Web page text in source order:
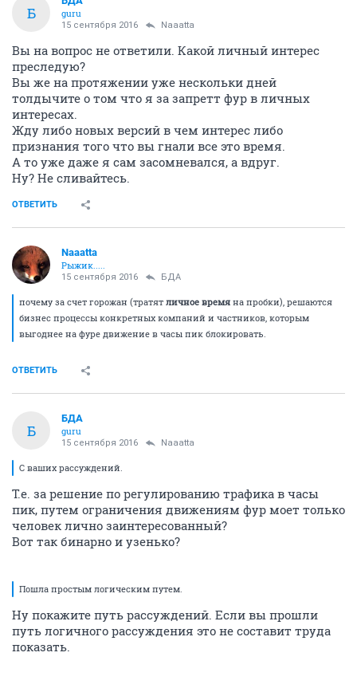
Б
guru
15 сентября 2016 Naaatta
Вы на вопрос не ответили. Какой личный интерес
преследую?
Вы же на протяжении уже нескольки дней
толдычите о том что я за запретт фур в личных
интересах.
Жду либо новых версий в чем интерес либо
признания того что вы гнали все это время.
А то уже даже я сам засомневался, а вдруг.
Ну? Не сливайтесь.
ОТВЕТИТЬ
Naaatta
Рыжик.....
15 сентября 2016 БДА
почему за счет горожан (тратят личное время на пробки), решаются
бизнес процессы конкретных компаний и частников, которым
выгоднее на фуре движение в часы пик блокировать.
ОТВЕТИТЬ
Б
БДА
guru
15 сентября 2016 Naaatta
С ваших рассуждений.
Т.е. за решение по регулированию трафика в часы
пик, путем ограничения движениям фур моет только
человек лично заинтересованный?
Вот так бинарно и узенько?
Пошла простым логическим путем.
Ну покажите путь рассуждений. Если вы прошли
путь логичного рассуждения это не составит труда
показать.